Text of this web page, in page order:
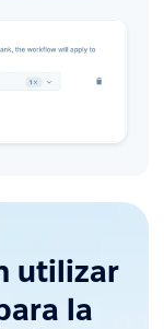
utilizar
la